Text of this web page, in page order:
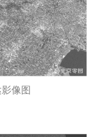
像图